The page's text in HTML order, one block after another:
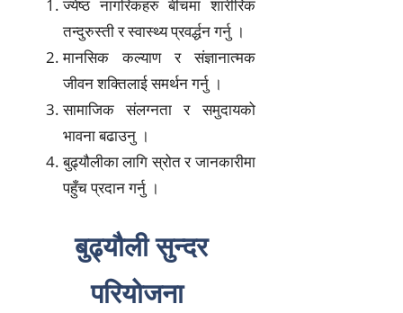
ज्येष्ठ नागरिकहरु बीचमा शारीरिक
तन्दुरुस्ती र स्वास्थ्य प्रवर्द्धन गर्नु ।
मानसिक कल्याण र संज्ञानात्मक
जीवन शक्तिलाई समर्थन गर्नु ।
सामाजिक संलग्नता र समुदायको
भावना बढाउनु ।
बुढ्यौलीका लागि स्रोत र जानकारीमा
पहुँच प्रदान गर्नु ।
बुढ्यौली सुन्दर
परियोजना